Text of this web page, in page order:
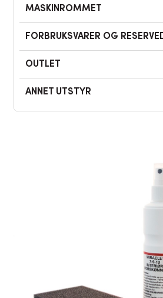
MASKINROMMET
FORBRUKSVARER OG
OUTLET
ANNET UTSTYR